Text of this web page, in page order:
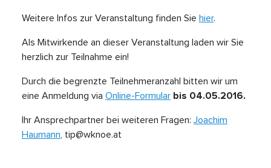
Weitere Infos zur Veranstaltung finden Sie hier.
Als Mitwirkende an dieser Veranstaltung laden wir Sie
herzlich zur Teilnahme ein!
Durch die begrenzte Teilnehmeranzahl bitten wir um
eine Anmeldung via Online-Formular bis 04.05.2016.
Ihr Ansprechpartner bei weiteren Fragen: Joachim
Haumann , tip@wknoe.at